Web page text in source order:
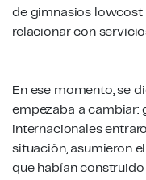
de gimnasios lowcost
relacionar con
En ese momento, se
empezaba a cambiar:
internacionales
situación, asumieron
que habían